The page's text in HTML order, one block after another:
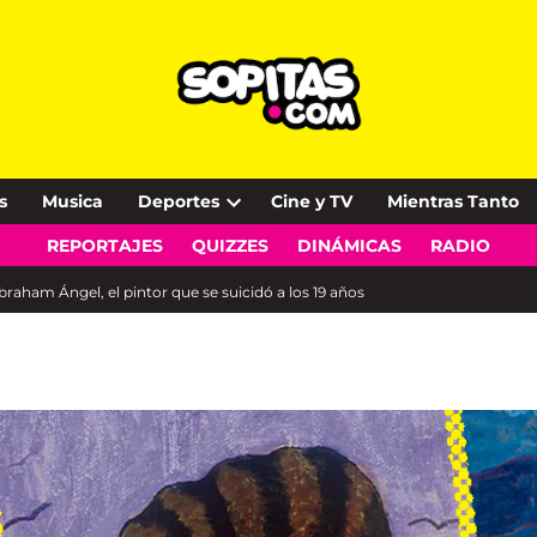
Musica Deportes
Open
dropdown
Cine y TV Mientras Tanto
REPORTAJES QUIZZES DINÁMICAS RADIO
Ángel, el pintor que se suicidó a los 19 años